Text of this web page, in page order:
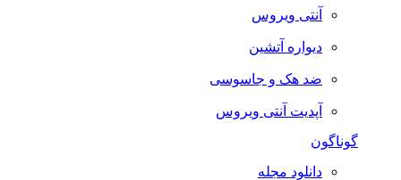
آنتی ویروس
دیواره آتشین
ضد هک و جاسوسی
آپدیت آنتی ویروس
گوناگون
دانلود مجله